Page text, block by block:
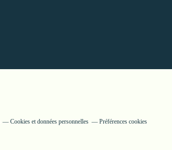
Cookies et données personnelles Préférences cookies